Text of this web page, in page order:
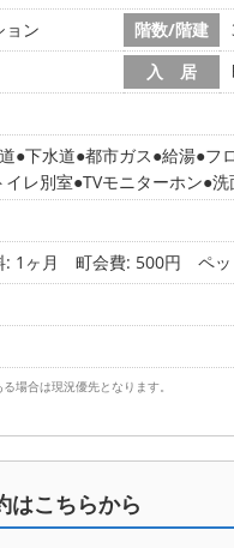
ョン 階数/階建
入 居
下水道 都市ガス 給湯 フ
イレ別室 TVモニターホン 洗
1ヶ月 町会費: 500円
ペ
場合は現況優先となります。
はこちらから